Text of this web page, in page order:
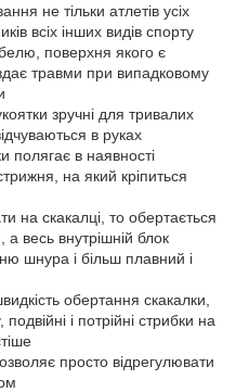
не тільки атлетів усіх
всіх інших видів спорту
поверхня якого є
травми при випадковому
зручні для тривалих
в руках
полягає в наявності
на який кріпиться
на скакалці, то обертається
а весь внутрішній блок
шнура і більш плавний і
обертання скакалки,
і потрійні стрибки на
просто відрегулювати